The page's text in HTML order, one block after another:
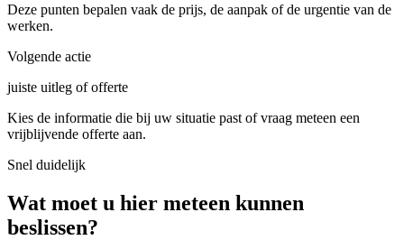
Deze punten bepalen vaak de prijs, de aanpak of de urgentie van de
werken.
Volgende actie
juiste uitleg of offerte
Kies de informatie die bij uw situatie past of vraag meteen een
vrijblijvende offerte aan.
Snel duidelijk
Wat moet u hier meteen kunnen
beslissen?